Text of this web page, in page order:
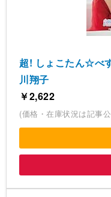
超! しょこたん☆
川翔子
￥2,622
(価格・在庫状況は記事